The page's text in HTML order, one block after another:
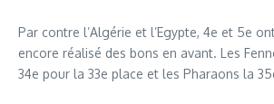
Par contre l’Algérie et l’Egypte, 4e et 5e
encore réalisé des bons en avant. Les
34e pour la 33e place et les Pharaons la